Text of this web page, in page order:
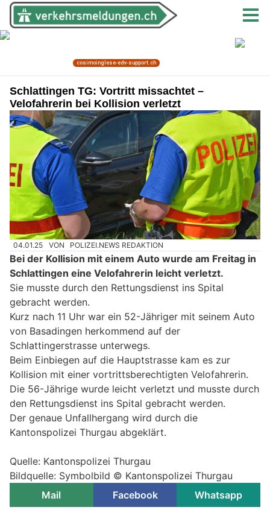
Schlattingen TG: Vortritt missachtet –
Velofahrerin bei Kollision verletzt
04.01.25 VON POLIZEI.NEWS REDAKTION
Bei der Kollision mit einem Auto wurde am Freitag in
Schlattingen eine Velofahrerin leicht verletzt.
Sie musste durch den Rettungsdienst ins Spital
gebracht werden.
Kurz nach 11 Uhr war ein 52-Jähriger mit seinem Auto
von Basadingen herkommend auf der
Schlattingerstrasse unterwegs.
Beim Einbiegen auf die Hauptstrasse kam es zur
Kollision mit einer vortrittsberechtigten Velofahrerin.
Die 56-Jährige wurde leicht verletzt und musste durch
den Rettungsdienst ins Spital gebracht werden.
Der genaue Unfallhergang wird durch die
Kantonspolizei Thurgau abgeklärt.
Quelle: Kantonspolizei Thurgau
Bildquelle: Symbolbild © Kantonspolizei Thurgau
Mail
Facebook Whatsapp